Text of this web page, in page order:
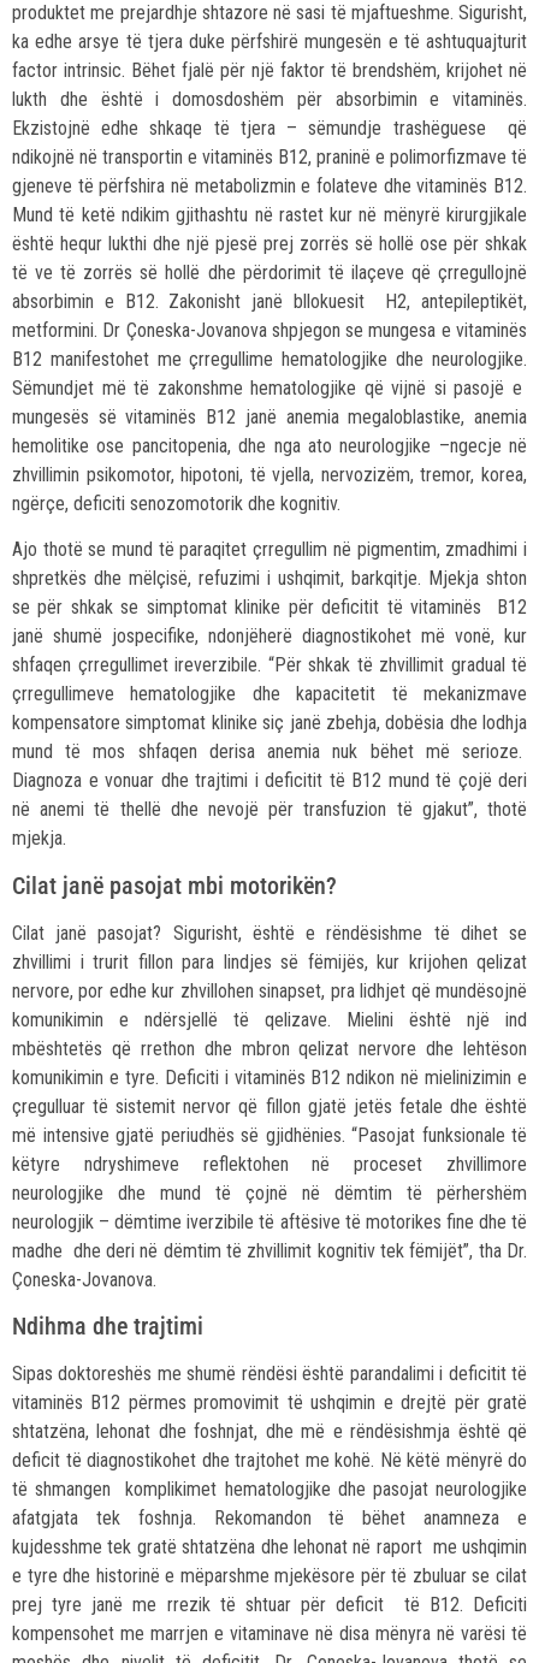
produktet me prejardhje shtazore në sasi të mjaftueshme. Sigurisht,
ka edhe arsye të tjera duke përfshirë mungesën e të ashtuquajturit
factor intrinsic. Bëhet fjalë për një faktor të brendshëm, krijohet në
lukth dhe është i domosdoshëm për absorbimin e vitaminës.
Ekzistojnë edhe shkaqe të tjera – sëmundje trashëguese që
ndikojnë në transportin e vitaminës B12, praninë e polimorfizmave të
gjeneve të përfshira në metabolizmin e folateve dhe vitaminës B12.
Mund të ketë ndikim gjithashtu në rastet kur në mënyrë kirurgjikale
është hequr lukthi dhe një pjesë prej zorrës së hollë ose për shkak
të ve të zorrës së hollë dhe përdorimit të ilaçeve që çrregullojnë
absorbimin e B12. Zakonisht janë bllokuesit H2, antepileptikët,
metformini. Dr Çoneska-Jovanova shpjegon se mungesa e vitaminës
B12 manifestohet me çrregullime hematologjike dhe neurologjike.
Sëmundjet më të zakonshme hematologjike që vijnë si pasojë e
mungesës së vitaminës B12 janë anemia megaloblastike, anemia
hemolitike ose pancitopenia, dhe nga ato neurologjike –ngecje në
zhvillimin psikomotor, hipotoni, të vjella, nervozizëm, tremor, korea,
ngërçe, deficiti senozomotorik dhe kognitiv.
Ajo thotë se mund të paraqitet çrregullim në pigmentim, zmadhimi i
shpretkës dhe mëlçisë, refuzimi i ushqimit, barkqitje. Mjekja shton
se për shkak se simptomat klinike për deficitit të vitaminës B12
janë shumë jospecifike, ndonjëherë diagnostikohet më vonë, kur
shfaqen çrregullimet ireverzibile. “Për shkak të zhvillimit gradual të
çrregullimeve hematologjike dhe kapacitetit të mekanizmave
kompensatore simptomat klinike siç janë zbehja, dobësia dhe lodhja
mund të mos shfaqen derisa anemia nuk bëhet më serioze.
Diagnoza e vonuar dhe trajtimi i deficitit të B12 mund të çojë deri
në anemi të thellë dhe nevojë për transfuzion të gjakut”, thotë
mjekja.
Cilat janë pasojat mbi motorikën?
Cilat janë pasojat? Sigurisht, është e rëndësishme të dihet se
zhvillimi i trurit fillon para lindjes së fëmijës, kur krijohen qelizat
nervore, por edhe kur zhvillohen sinapset, pra lidhjet që mundësojnë
komunikimin e ndërsjellë të qelizave. Mielini është një ind
mbështetës që rrethon dhe mbron qelizat nervore dhe lehtëson
komunikimin e tyre. Deficiti i vitaminës B12 ndikon në mielinizimin e
çregulluar të sistemit nervor që fillon gjatë jetës fetale dhe është
më intensive gjatë periudhës së gjidhënies. “Pasojat funksionale të
këtyre ndryshimeve reflektohen në proceset zhvillimore
neurologjike dhe mund të çojnë në dëmtim të përhershëm
neurologjik – dëmtime iverzibile të aftësive të motorikes fine dhe të
madhe dhe deri në dëmtim të zhvillimit kognitiv tek fëmijët”, tha Dr.
Çoneska-Jovanova.
Ndihma dhe trajtimi
Sipas doktoreshës me shumë rëndësi është parandalimi i deficitit të
vitaminës B12 përmes promovimit të ushqimin e drejtë për gratë
shtatzëna, lehonat dhe foshnjat, dhe më e rëndësishmja është që
deficit të diagnostikohet dhe trajtohet me kohë. Në këtë mënyrë do
të shmangen komplikimet hematologjike dhe pasojat neurologjike
afatgjata tek foshnja. Rekomandon të bëhet anamneza e
kujdesshme tek gratë shtatzëna dhe lehonat në raport me ushqimin
e tyre dhe historinë e mëparshme mjekësore për të zbuluar se cilat
prej tyre janë me rrezik të shtuar për deficit të B12. Deficiti
kompensohet me marrjen e vitaminave në disa mënyra në varësi të